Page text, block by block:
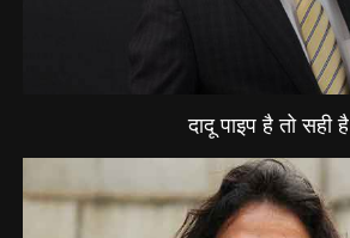
दादू पाइप है तो सही है